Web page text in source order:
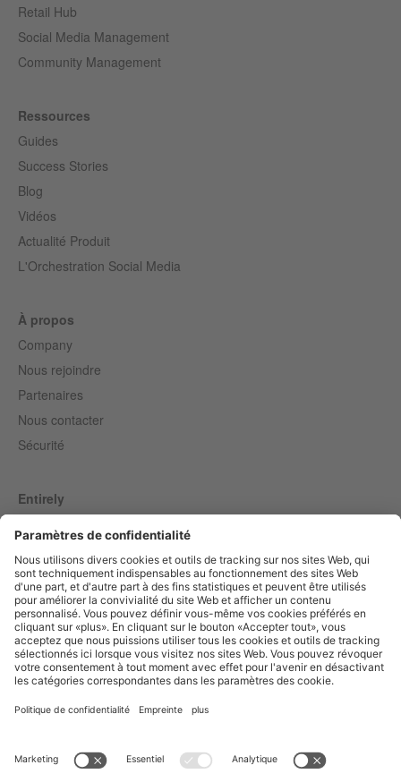
Retail Hub
Social Media Management
Community Management
Ressources
Guides
Success Stories
Blog
Vidéos
Actualité Produit
L'Orchestration Social Media
À propos
Company
Nous rejoindre
Partenaires
Nous contacter
Sécurité
Entirely
Marmind
Quintly
Français